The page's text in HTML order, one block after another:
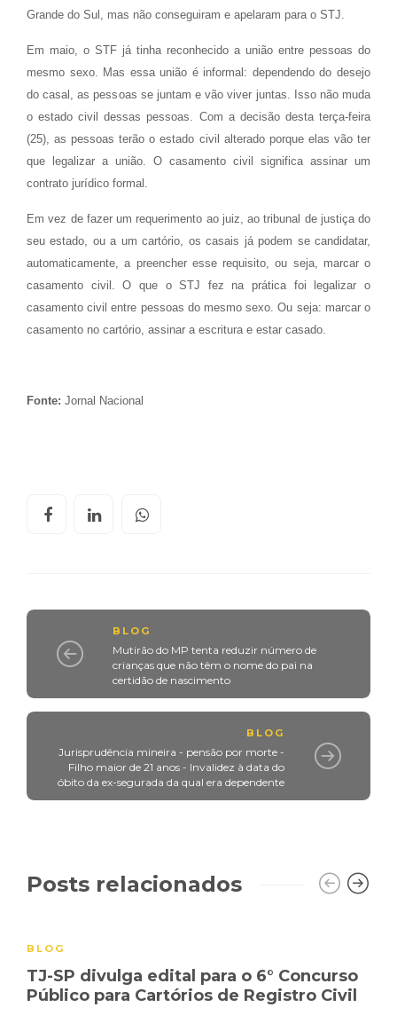
Grande do Sul, mas não conseguiram e apelaram para o STJ.
Em maio, o STF já tinha reconhecido a união entre pessoas do
mesmo sexo. Mas essa união é informal: dependendo do desejo
do casal, as pessoas se juntam e vão viver juntas. Isso não muda
o estado civil dessas pessoas. Com a decisão desta terça-feira
(25), as pessoas terão o estado civil alterado porque elas vão ter
que legalizar a união. O casamento civil significa assinar um
contrato jurídico formal.
Em vez de fazer um requerimento ao juiz, ao tribunal de justiça do
seu estado, ou a um cartório, os casais já podem se candidatar,
automaticamente, a preencher esse requisito, ou seja, marcar o
casamento civil. O que o STJ fez na prática foi legalizar o
casamento civil entre pessoas do mesmo sexo. Ou seja: marcar o
casamento no cartório, assinar a escritura e estar casado.
Fonte: Jornal Nacional
BLOG
Mutirão do MP tenta reduzir número de
crianças que não têm o nome do pai na
certidão de nascimento
BLOG
Jurisprudência mineira - pensão por morte -
Filho maior de 21 anos - Invalidez à data do
óbito da ex-segurada da qual era dependente
Posts relacionados
BLOG
TJ-SP divulga edital para o 6° Concurso
Público para Cartórios de Registro Civil